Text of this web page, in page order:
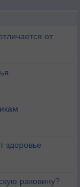
от
здоровье
раковину?